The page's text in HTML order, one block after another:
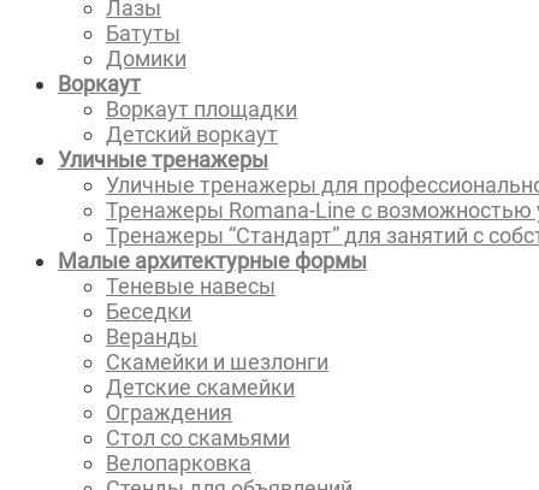
Лазы
Батуты
Домики
Воркаут
Воркаут площадки
Детский воркаут
Уличные тренажеры
Уличные тренажеры для
Тренажеры Romana-Line с возможностью
Тренажеры “Стандарт” для занятий с
Малые архитектурные формы
Теневые навесы
Беседки
Веранды
Скамейки и шезлонги
Детские скамейки
Ограждения
Стол со скамьями
Велопарковка